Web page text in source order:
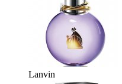
Lanvin